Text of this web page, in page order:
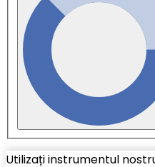
Utilizați instrumentul